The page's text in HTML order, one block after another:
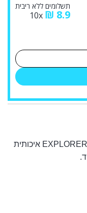
תשלומים ללא ריבית
₪ 8.9
איכותית